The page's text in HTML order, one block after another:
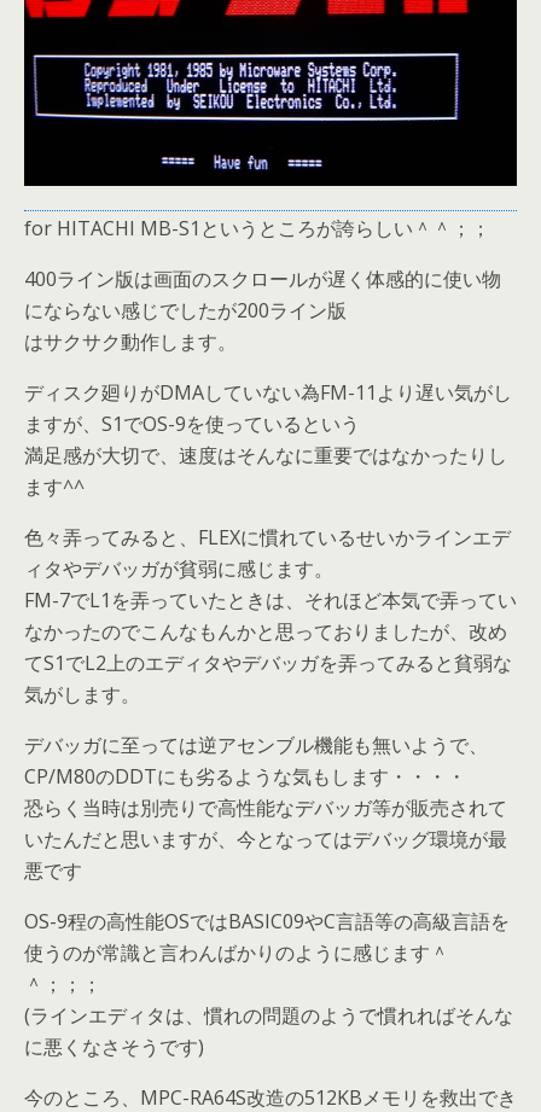
for HITACHI MB-S1というところが誇らしい＾＾；；
400ライン版は画面のスクロールが遅く体感的に使い物
にならない感じでしたが200ライン版
はサクサク動作します。
ディスク廻りがDMAしていない為FM-11より遅い気がし
ますが、S1でOS-9を使っているという
満足感が大切で、速度はそんなに重要ではなかったりし
ます^^
色々弄ってみると、FLEXに慣れているせいかラインエデ
ィタやデバッガが貧弱に感じます。
FM-7でL1を弄っていたときは、それほど本気で弄ってい
なかったのでこんなもんかと思っておりましたが、改め
てS1でL2上のエディタやデバッガを弄ってみると貧弱な
気がします。
デバッガに至っては逆アセンブル機能も無いようで、
CP/M80のDDTにも劣るような気もします・・・・
恐らく当時は別売りで高性能なデバッガ等が販売されて
いたんだと思いますが、今となってはデバッグ環境が最
悪です
OS-9程の高性能OSではBASIC09やC言語等の高級言語を
使うのが常識と言わんばかりのように感じます＾
＾；；；
(ラインエディタは、慣れの問題のようで慣れればそんな
に悪くなさそうです)
今のところ、MPC-RA64S改造の512KBメモリを救出でき